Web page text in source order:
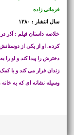
فرمانی زاده
سال انتشار : ۱۳۸۰
خلاصه داستان فیلم : آذر
کرده. او از یکی از
دخترش را پیدا کند و او را
زندان فرار می کند و با کمک
وسیله نشانه ای که به